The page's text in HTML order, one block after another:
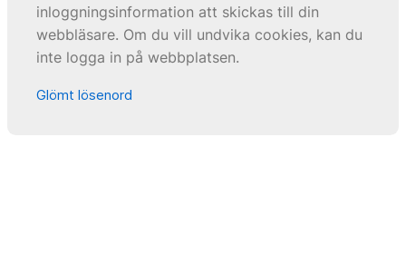
inloggningsinformation att skickas till din
webbläsare. Om du vill undvika cookies, kan du
inte logga in på webbplatsen.
Glömt lösenord